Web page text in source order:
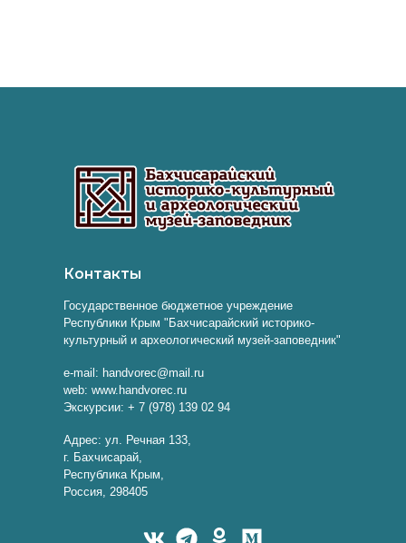
Контакты
Государственное бюджетное учреждение
Республики Крым "Бахчисарайский историко-
культурный и археологический музей-заповедник"
e-mail: handvorec@mail.ru
web: www.handvorec.ru
Экскурсии: + 7 (978) 139 02 94
Адрес: ул. Речная 133,
г. Бахчисарай,
Республика Крым,
Россия, 298405